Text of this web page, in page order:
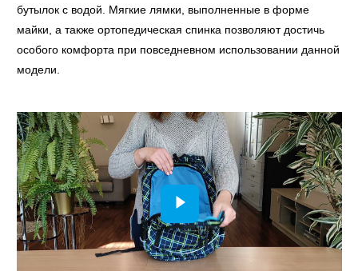
бутылок с водой. Мягкие лямки, выполненные в форме
майки, а также ортопедическая спинка позволяют достичь
особого комфорта при повседневном использовании данной
модели.